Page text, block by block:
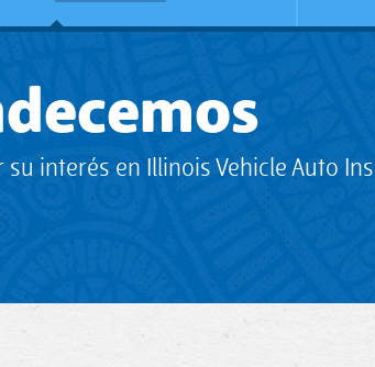
su interés en Illinois Vehicle Auto